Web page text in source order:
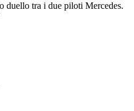
duello tra i due piloti Mercedes.